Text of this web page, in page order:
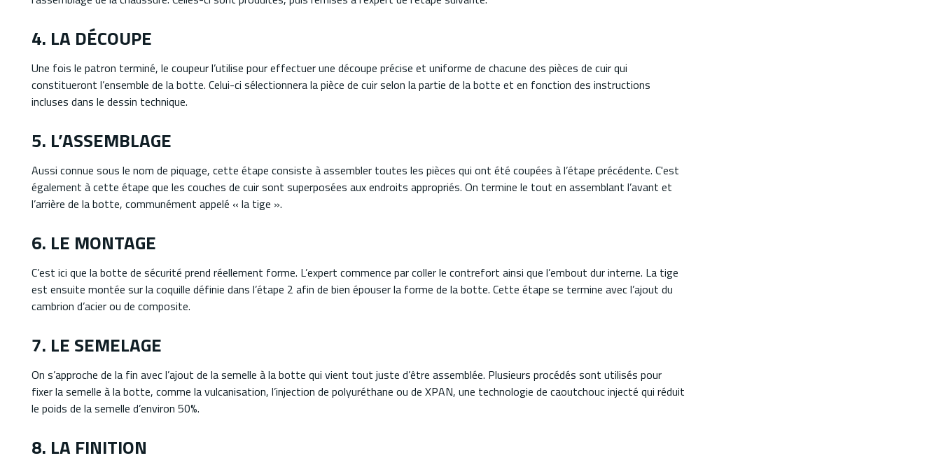
4. LA DÉCOUPE
Une fois le patron terminé, le coupeur l’utilise pour effectuer une découpe précise et uniforme de chacune des pièces de cuir qui
constitueront l’ensemble de la botte. Celui-ci sélectionnera la pièce de cuir selon la partie de la botte et en fonction des instructions
incluses dans le dessin technique.
5. L’ASSEMBLAGE
Aussi connue sous le nom de piquage, cette étape consiste à assembler toutes les pièces qui ont été coupées à l’étape précédente. C'est
également à cette étape que les couches de cuir sont superposées aux endroits appropriés. On termine le tout en assemblant l’avant et
l’arrière de la botte, communément appelé « la tige ».
6. LE MONTAGE
C’est ici que la botte de sécurité prend réellement forme. L’expert commence par coller le contrefort ainsi que l’embout dur interne. La tige
est ensuite montée sur la coquille définie dans l’étape 2 afin de bien épouser la forme de la botte. Cette étape se termine avec l’ajout du
cambrion d’acier ou de composite.
7. LE SEMELAGE
On s’approche de la fin avec l’ajout de la semelle à la botte qui vient tout juste d’être assemblée. Plusieurs procédés sont utilisés pour
fixer la semelle à la botte, comme la vulcanisation, l’injection de polyuréthane ou de XPAN, une technologie de caoutchouc injecté qui réduit
le poids de la semelle d’environ 50%.
8. LA FINITION